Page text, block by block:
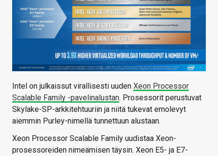
Intel on julkaissut virallisesti uuden Xeon Processor
Scalable Family -pavelinalustan. Prosessorit perustuvat
Skylake-SP-arkkitehtuuriin ja niitä tukevat emolevyt
aiemmin Purley-nimellä tunnettuun alustaan.
Xeon Processor Scalable Family uudistaa Xeon-
prosessoreiden nimeämisen täysin. Xeon E5- ja E7-